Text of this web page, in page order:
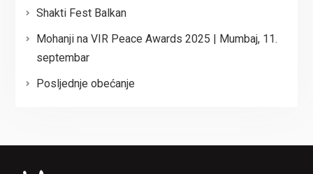
Shakti Fest Balkan
Mohanji na VIR Peace Awards 2025 | Mumbaj, 11.
septembar
Posljednje obećanje